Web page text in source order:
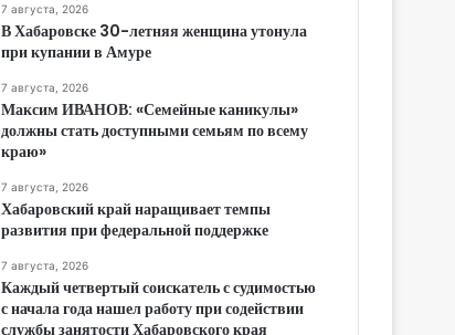
7 августа, 2026
В Хабаровске 30-летняя женщина утонула
при купании в Амуре
7 августа, 2026
Максим ИВАНОВ: «Семейные каникулы»
должны стать доступными семьям по всему
краю»
7 августа, 2026
Хабаровский край наращивает темпы
развития при федеральной поддержке
7 августа, 2026
Каждый четвертый соискатель с судимостью
с начала года нашел работу при содействии
службы занятости Хабаровского края